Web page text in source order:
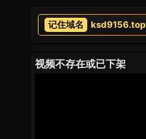
ksd9156.top
视频不存在或已下架